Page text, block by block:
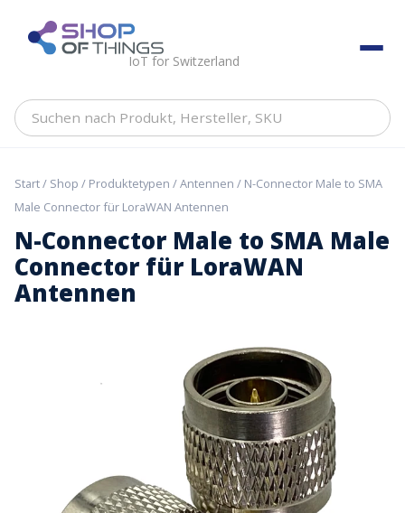
content ShopOfThings
IoT for Switzerland
Suchen
Hersteller,
Start/ Shop / Produktetypen /Antennen / N-Connector Male to SMA
Male Connector für LoraWAN Antennen
N-Connector Male to SMA Male
Connector für LoraWAN
Antennen